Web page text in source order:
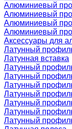
Алюминиевый
Алюминиевый
Алюминиевый
Алюминиевый
Аксессуары для
Латунный
Латунная вставка
Латунный
Латунный
Латунный
Латунный
Латунный
Латунный
Латунный